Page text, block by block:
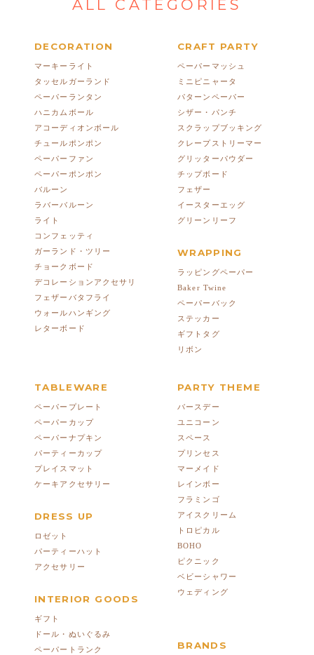
ALL CATEGORIES
DECORATION
マーキーライト
タッセルガーランド
ペーパーランタン
ハニカムボール
アコーディオンボール
チュールポンポン
ペーパーファン
ペーパーポンポン
バルーン
ラバーバルーン
ライト
コンフェッティ
ガーランド・ツリー
チョークボード
デコレーションアクセサリ
フェザーバタフライ
ウォールハンギング
レターボード
CRAFT PARTY
ペーパーマッシュ
ミニピニャータ
パターンペーパー
シザー・パンチ
スクラップブッキング
クレープストリーマー
グリッターパウダー
チップボード
フェザー
イースターエッグ
グリーンリーフ
WRAPPING
ラッピングペーパー
Baker Twine
ペーパーバック
ステッカー
ギフトタグ
リボン
TABLEWARE
ペーパープレート
ペーパーカップ
ペーパーナプキン
パーティーカップ
プレイスマット
ケーキアクセサリー
DRESS UP
ロゼット
パーティーハット
アクセサリー
INTERIOR GOODS
ギフト
ドール・ぬいぐるみ
ペーパートランク
PARTY THEME
バースデー
ユニコーン
スペース
プリンセス
マーメイド
レインボー
フラミンゴ
アイスクリーム
トロピカル
BOHO
ピクニック
ベビーシャワー
ウェディング
BRANDS